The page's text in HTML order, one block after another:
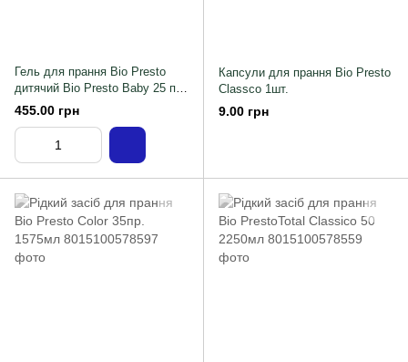
Гель для прання Bio Presto
дитячий Bio Presto Baby 25 пр
1500мл
455.00 грн
Капсули для прання Bio Presto
Classco 1шт.
9.00 грн